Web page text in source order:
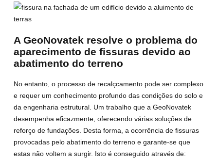
A GeoNovatek resolve o problema do
aparecimento de fissuras devido ao
abatimento do terreno
No entanto, o processo de recalçcamento pode ser complexo
e requer um conhecimento profundo das condições do solo e
da engenharia estrutural. Um trabalho que a GeoNovatek
desempenha eficazmente, oferecendo várias soluções de
reforço de fundações. Desta forma, a ocorrência de fissuras
provocadas pelo abatimento do terreno e garante-se que
estas não voltem a surgir. Isto é conseguido através de: